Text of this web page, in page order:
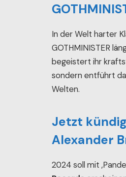
In der Welt harter
GOTHMINISTER
begeistert ihr
sondern entführt
Welten.
Jetzt
Alexander
2024 soll mit